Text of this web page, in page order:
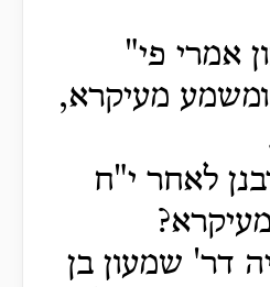
אמרי פי"
מעיקרא,
לאחר י"ח
דר' שמעון בן